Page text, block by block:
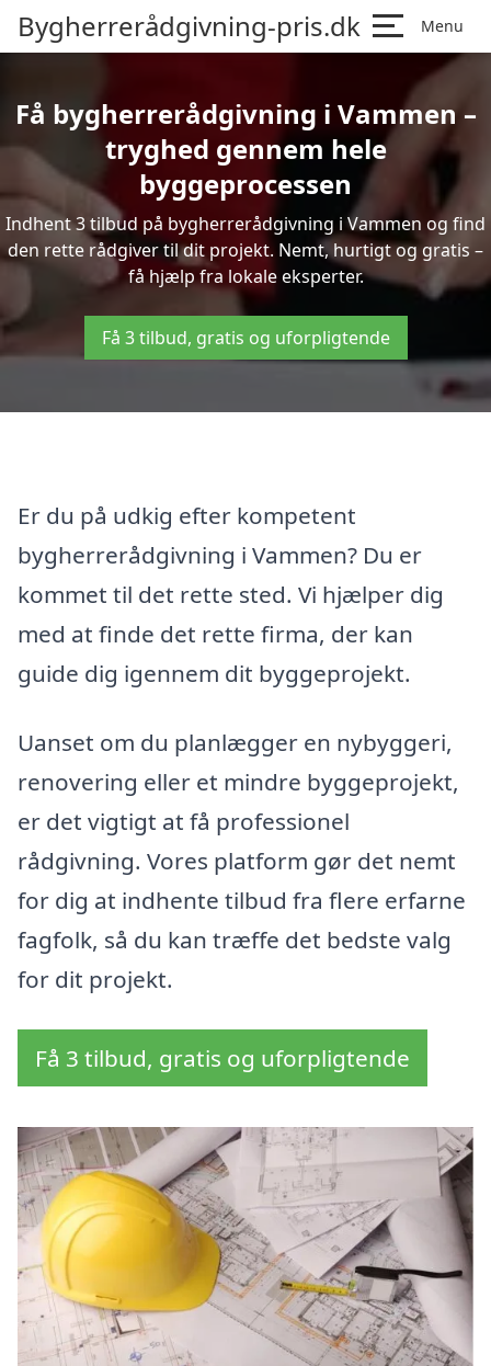
Bygherrerådgivning-pris.dk Menu
Få bygherrerådgivning i Vammen –
tryghed gennem hele
byggeprocessen
Indhent 3 tilbud på bygherrerådgivning i Vammen og find
den rette rådgiver til dit projekt. Nemt, hurtigt og gratis –
få hjælp fra lokale eksperter.
Få 3 tilbud, gratis og uforpligtende
Er du på udkig efter kompetent
bygherrerådgivning i Vammen? Du er
kommet til det rette sted. Vi hjælper dig
med at finde det rette firma, der kan
guide dig igennem dit byggeprojekt.
Uanset om du planlægger en nybyggeri,
renovering eller et mindre byggeprojekt,
er det vigtigt at få professionel
rådgivning. Vores platform gør det nemt
for dig at indhente tilbud fra flere erfarne
fagfolk, så du kan træffe det bedste valg
for dit projekt.
Få 3 tilbud, gratis og uforpligtende